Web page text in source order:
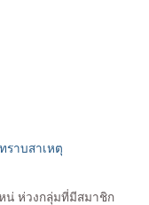
ราบสาเหตุ
น่ ห่วงกลุ่มที่มีสมาชิก